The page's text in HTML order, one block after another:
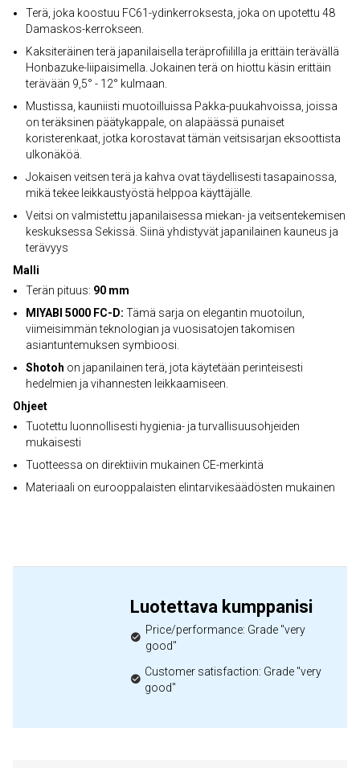
Terä, joka koostuu FC61-ydinkerroksesta, joka on upotettu 48
Damaskos-kerrokseen.
Kaksiteräinen terä japanilaisella teräprofiililla ja erittäin terävällä
Honbazuke-liipaisimella. Jokainen terä on hiottu käsin erittäin
terävään 9,5° - 12° kulmaan.
Mustissa, kauniisti muotoilluissa Pakka-puukahvoissa, joissa
on teräksinen päätykappale, on alapäässä punaiset
koristerenkaat, jotka korostavat tämän veitsisarjan eksoottista
ulkonäköä.
Jokaisen veitsen terä ja kahva ovat täydellisesti tasapainossa,
mikä tekee leikkaustyöstä helppoa käyttäjälle.
Veitsi on valmistettu japanilaisessa miekan- ja veitsentekemisen
keskuksessa Sekissä. Siinä yhdistyvät japanilainen kauneus ja
terävyys
Malli
Terän pituus: 90 mm
MIYABI 5000 FC-D: Tämä sarja on elegantin muotoilun,
viimeisimmän teknologian ja vuosisatojen takomisen
asiantuntemuksen symbioosi.
Shotoh on japanilainen terä, jota käytetään perinteisesti
hedelmien ja vihannesten leikkaamiseen.
Ohjeet
Tuotettu luonnollisesti hygienia- ja turvallisuusohjeiden
mukaisesti
Tuotteessa on direktiivin mukainen CE-merkintä
Materiaali on eurooppalaisten elintarvikesäädösten mukainen
Luotettava kumppanisi
Price/performance: Grade "very
good"
Customer satisfaction: Grade "very
good"